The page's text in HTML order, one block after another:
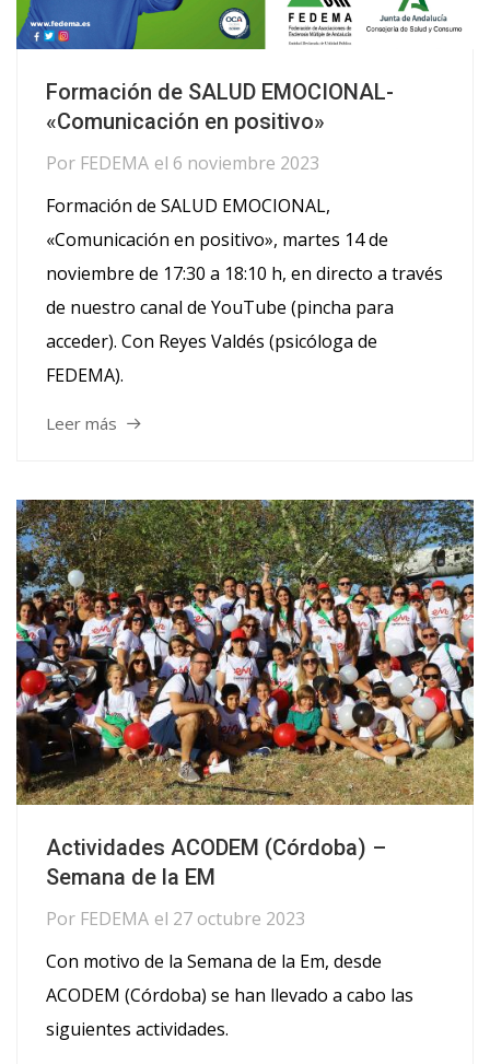
Formación de SALUD EMOCIONAL-
«Comunicación en positivo»
Por FEDEMA el 6 noviembre 2023
Formación de SALUD EMOCIONAL,
«Comunicación en positivo», martes 14 de
noviembre de 17:30 a 18:10 h, en directo a través
de nuestro canal de YouTube (pincha para
acceder). Con Reyes Valdés (psicóloga de
FEDEMA).
Leer más
Actividades ACODEM (Córdoba) –
Semana de la EM
Por FEDEMA el 27 octubre 2023
Con motivo de la Semana de la Em, desde
ACODEM (Córdoba) se han llevado a cabo las
siguientes actividades.